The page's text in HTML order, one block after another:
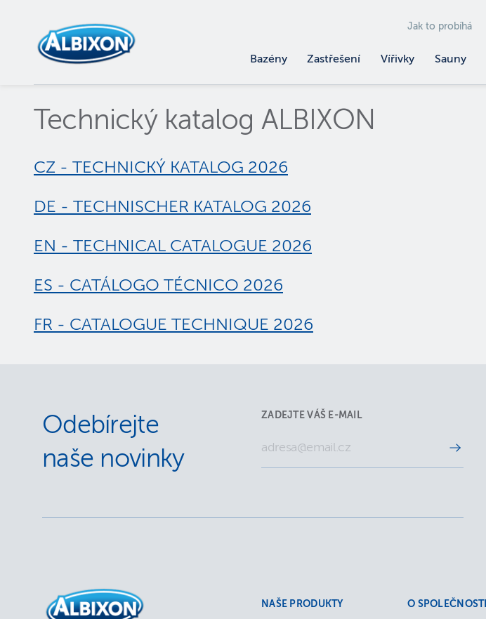
Jak to probíhá
Bazény Zastřešení Vířivky Sauny
Technický katalog ALBIXON
CZ - TECHNICKÝ KATALOG 2026
DE - TECHNISCHER KATALOG 2026
EN - TECHNICAL CATALOGUE 2026
ES - CATÁLOGO TÉCNICO 2026
FR - CATALOGUE TECHNIQUE 2026
Odebírejte
naše novinky
ZADEJTE VÁŠ E-MAIL
NAŠE PRODUKTY O SPOLEČNOSTI